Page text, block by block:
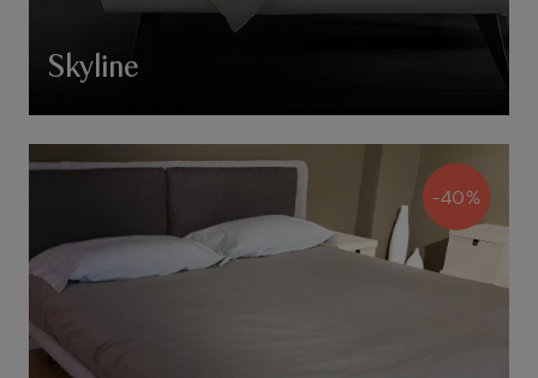
Skyline
-40%